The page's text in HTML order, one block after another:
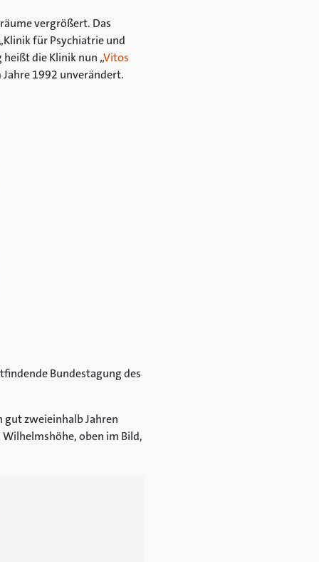
vergrößert. Das
für Psychiatrie und
die Klinik nun „Vitos
1992 unverändert.
Bundestagung des
gut zweieinhalb Jahren
oben im Bild,